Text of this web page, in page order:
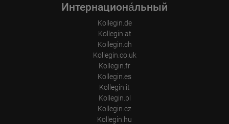
Интернациона́льный
Kollegin.de
Kollegin.at
Kollegin.ch
Kollegin.co.uk
Kollegin.fr
Kollegin.es
Kollegin.it
Kollegin.pl
Kollegin.cz
Kollegin.hu